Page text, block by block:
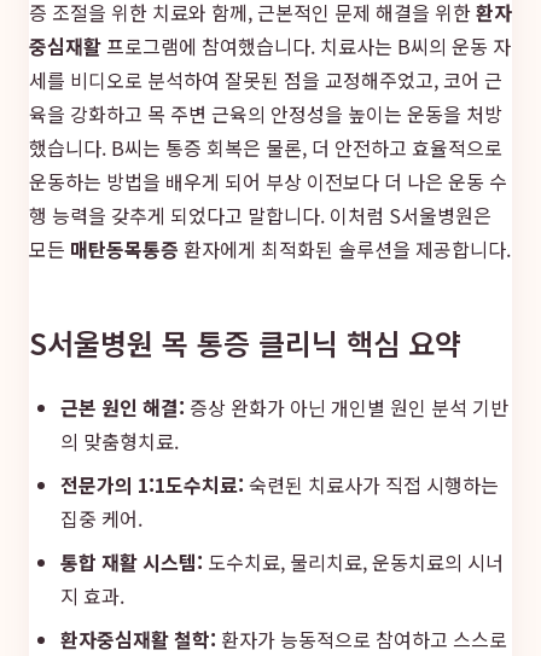
증 조절을 위한 치료와 함께, 근본적인 문제 해결을 위한환자
중심재활프로그램에 참여했습니다. 치료사는 B씨의 운동 자
세를 비디오로 분석하여 잘못된 점을 교정해주었고, 코어 근
육을 강화하고 목 주변 근육의 안정성을 높이는 운동을 처방
했습니다. B씨는 통증 회복은 물론, 더 안전하고 효율적으로
운동하는 방법을 배우게 되어 부상 이전보다 더 나은 운동 수
행 능력을 갖추게 되었다고 말합니다. 이처럼 S서울병원은
모든 매탄동목통증 환자에게 최적화된 솔루션을 제공합니다.
S서울병원 목 통증 클리닉 핵심 요약
근본 원인 해결: 증상 완화가 아닌 개인별 원인 분석 기반
의 맞춤형치료.
전문가의 1:1도수치료: 숙련된 치료사가 직접 시행하는
집중 케어.
통합 재활 시스템: 도수치료, 물리치료, 운동치료의 시너
지 효과.
환자중심재활 철학: 환자가 능동적으로 참여하고 스스로